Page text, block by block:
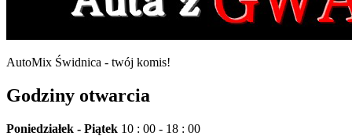
AutoMix Świdnica - twój komis!
Godziny otwarcia
Poniedziałek - Piątek 10 : 00 - 18 : 00